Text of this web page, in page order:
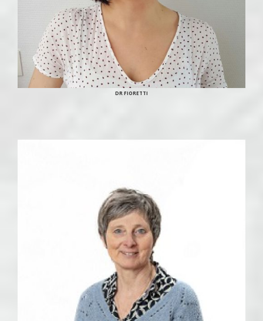
DR FIORETTI